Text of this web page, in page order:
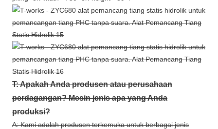
T: Apakah Anda produsen atau perusahaan
perdagangan? Mesin jenis apa yang Anda
produksi?
A: Kami adalah produsen terkemuka untuk berbagai jenis